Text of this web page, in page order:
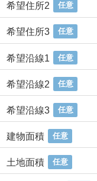
希望住所2 任意
希望住所3 任意
希望沿線1 任意
希望沿線2 任意
希望沿線3 任意
建物面積 任意
土地面積 任意